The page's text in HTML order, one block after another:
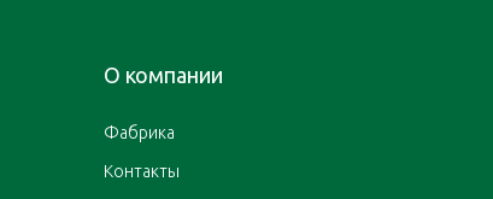
О компании
Фабрика
Контакты